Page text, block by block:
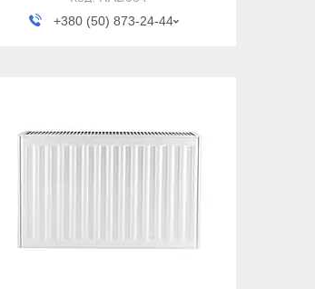
+380 (50) 873-24-44